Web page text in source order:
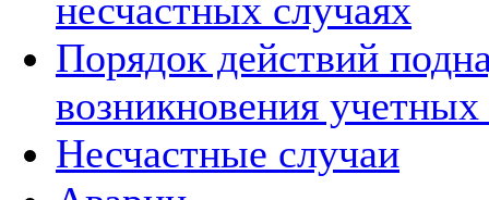
несчастных случаях
Порядок действий
возникновения
Несчастные случаи